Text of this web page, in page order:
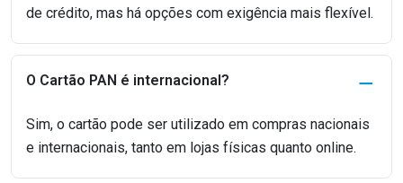
de crédito, mas há opções com exigência mais flexível.
O Cartão PAN é internacional?
Sim, o cartão pode ser utilizado em compras nacionais
e internacionais, tanto em lojas físicas quanto online.